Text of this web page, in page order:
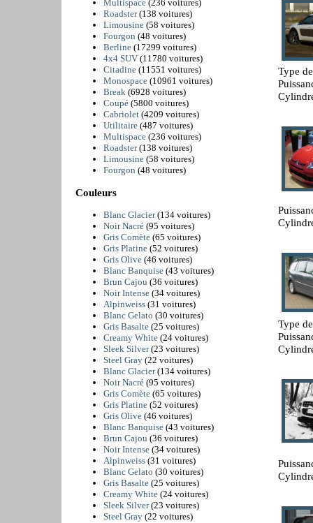
Type
Type
Multispace(236 voitures)
Roadster(138 voitures)
Limousine(58 voitures)
Fourgon (48 voitures)
Berline(17299 voitures)
4x4 SUV(11780 voitures)
Citadine(11551 voitures)
Monospace(10961 voitures)
Break (6928 voitures)
Coupé(5800 voitures)
Cabriolet(4209 voitures)
Utilitaire(487 voitures)
Multispace(236 voitures)
Roadster(138 voitures)
Limousine(58 voitures)
Fourgon (48 voitures)
Couleurs
Blanc Glacier(134 voitures)
Noir Nacré(95 voitures)
Gris Comète(65 voitures)
Gris Platine(52 voitures)
Gris Olive(46 voitures)
Blanc Banquise(43 voitures)
Brun Cajou (36 voitures)
Noir Intense(34 voitures)
Alpinweiss(31 voitures)
Blanc Gelato (30 voitures)
Gris Basalte(25 voitures)
Creamy White(24 voitures)
Sleek Silver(23 voitures)
Steel Gray(22 voitures)
Blanc Glacier(134 voitures)
Noir Nacré(95 voitures)
Gris Comète(65 voitures)
Gris Platine(52 voitures)
Gris Olive(46 voitures)
Blanc Banquise(43 voitures)
Brun Cajou (36 voitures)
Noir Intense(34 voitures)
Alpinweiss(31 voitures)
Blanc Gelato (30 voitures)
Gris Basalte(25 voitures)
Creamy White(24 voitures)
Sleek Silver(23 voitures)
Steel Gray(22 voitures)